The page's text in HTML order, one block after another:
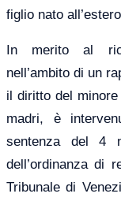
figlio nato
In merito al
nell’ambito di un
il diritto del
madri, è
sentenza del 4
dell’ordinanza di
Tribunale di